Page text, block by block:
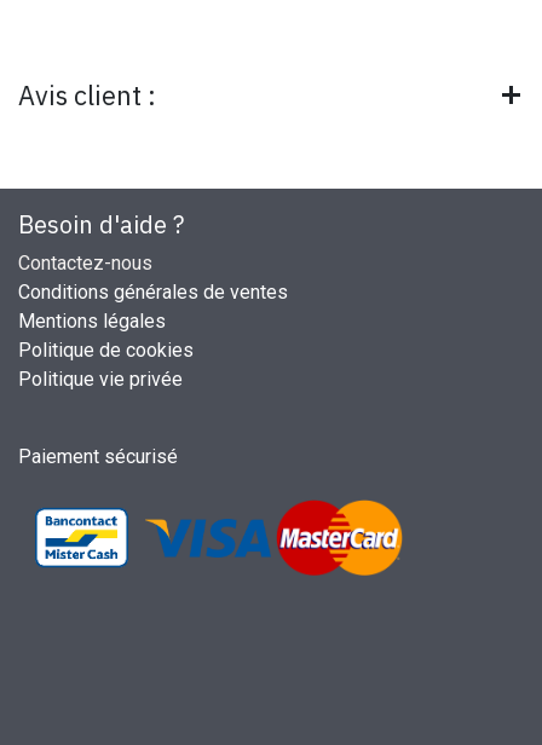
Avis client :
Besoin d'aide ?
Contactez-nous
Conditions générales de ventes
Mentions légales
Politique de cookies
Politique vie privée
Paiement sécurisé